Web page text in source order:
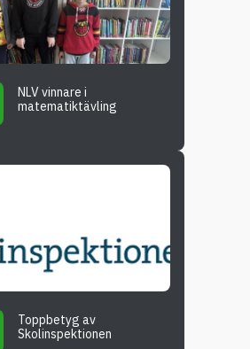
NLV vinnare i
matematiktävling
Toppbetyg av
Skolinspektionen